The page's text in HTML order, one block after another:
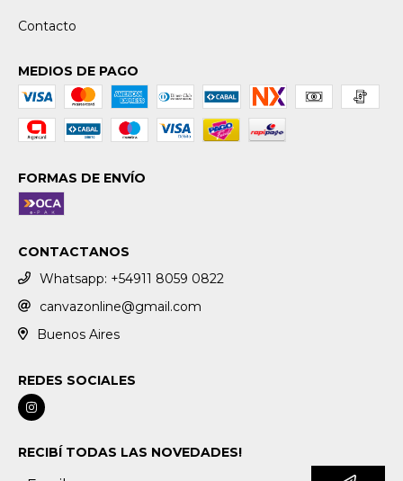
Contacto
MEDIOS DE PAGO
FORMAS DE ENVÍO
CONTACTANOS
Whatsapp: +54911 8059 0822
canvazonline@gmail.com
Buenos Aires
REDES SOCIALES
RECIBÍ TODAS LAS NOVEDADES!